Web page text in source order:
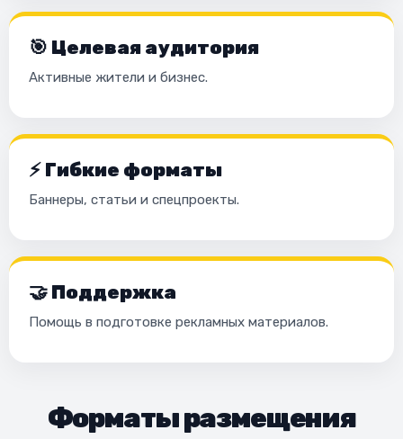
🎯 Целевая аудитория
Активные жители и бизнес.
⚡ Гибкие форматы
Баннеры, статьи и спецпроекты.
🤝 Поддержка
Помощь в подготовке рекламных материалов.
Форматы размещения